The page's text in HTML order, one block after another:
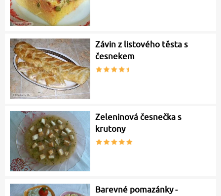
Závin z listového těsta s
česnekem
Zeleninová česnečka s
krutony
Barevné pomazánky -